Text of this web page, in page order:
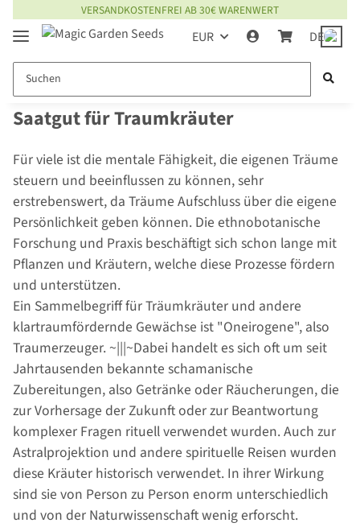
VERSANDKOSTENFREI AB 30€ WARENWERT
EUR DE
Saatgut für Traumkräuter
Für viele ist die mentale Fähigkeit, die eigenen Träume
steuern und beeinflussen zu können, sehr
erstrebenswert, da Träume Aufschluss über die eigene
Persönlichkeit geben können. Die ethnobotanische
Forschung und Praxis beschäftigt sich schon lange mit
Pflanzen und Kräutern, welche diese Prozesse fördern
und unterstützen.
Ein Sammelbegriff für Träumkräuter und andere
klartraumfördernde Gewächse ist "Oneirogene", also
Traumerzeuger. ~|||~Dabei handelt es sich oft um seit
Jahrtausenden bekannte schamanische
Zubereitungen, also Getränke oder Räucherungen, die
zur Vorhersage der Zukunft oder zur Beantwortung
komplexer Fragen rituell verwendet wurden. Auch zur
Astralprojektion und andere spirituelle Reisen wurden
diese Kräuter historisch verwendet. In ihrer Wirkung
sind sie von Person zu Person enorm unterschiedlich
und von der Naturwissenschaft wenig erforscht.